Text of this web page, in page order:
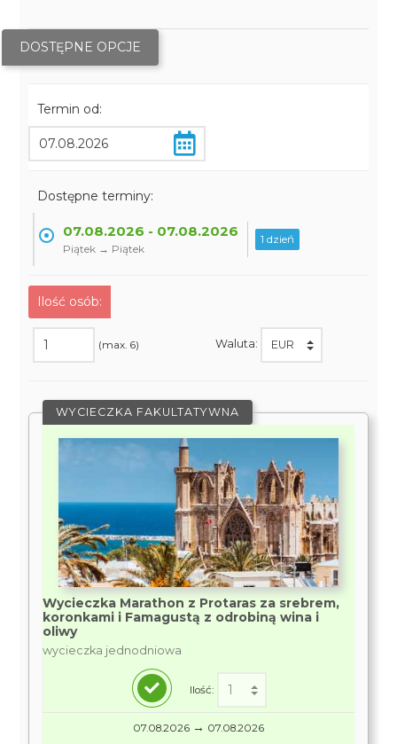
DOSTĘPNE OPCJE
Termin od:
Dostępne terminy:
07.08.2026 - 07.08.2026
Piątek → Piątek
1 dzień
Ilość osób:
(max. 6) Waluta:
WYCIECZKA FAKULTATYWNA
Wycieczka Marathon z Protaras za srebrem,
koronkami i Famagustą z odrobiną wina i
oliwy
wycieczka jednodniowa
Ilość:
07.08.2026 → 07.08.2026